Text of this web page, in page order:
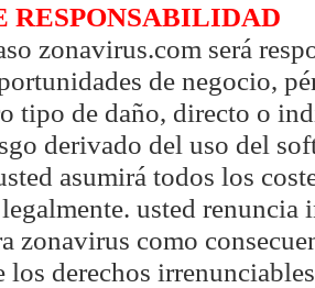
zonavirus.com será
de negocio,
tipo de daño, directo o
derivado del uso del
asumirá todos los
usted
zonavirus como
los derechos